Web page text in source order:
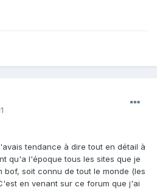
tendance à dire tout en détail à
qu'a l'époque tous les sites que je
bof, soit connu de tout le monde (les
en venant sur ce forum que j'ai